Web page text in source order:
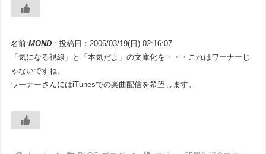
名前:MOND : 投稿日：2006/03/19(日) 02:16:07
「気になる視線」と「本気だよ」の文庫化を・・・これはワーナーじ
ゃないですね。
ワーナーさんにはiTunesでの楽曲配信を希望します。